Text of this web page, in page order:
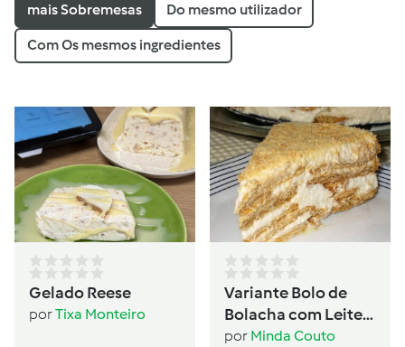
mais Sobremesas Do mesmo utilizador
Com Os mesmos ingredientes
Gelado Reese
porTixa Monteiro
Variante Bolo de
Bolacha com Leite
Condensado
por Minda Couto